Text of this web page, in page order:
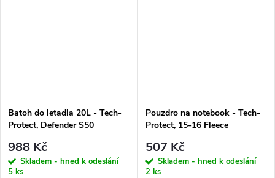
Batoh do letadla 20L - Tech-
Protect, Defender S50
WIZZAIR) Black
988 Kč
Skladem - hned k odeslání
5 ks
Pouzdro na notebook - Tech-
Protect, 15-16 Fleece
507 Kč
Skladem - hned k odeslání
2 ks